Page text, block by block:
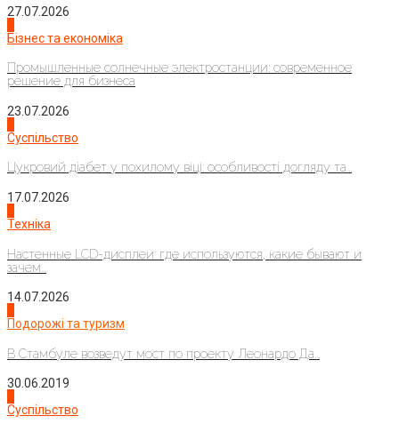
27.07.2026
Бізнес та економіка
Промышленные солнечные электростанции: современное
решение для бизнеса
23.07.2026
Суспільство
Цукровий діабет у похилому віці: особливості догляду та...
17.07.2026
Техніка
Настенные LCD-дисплеи: где используются, какие бывают и
зачем...
14.07.2026
Подорожі та туризм
В Стамбуле возведут мост по проекту Леонардо Да...
30.06.2019
Суспільство